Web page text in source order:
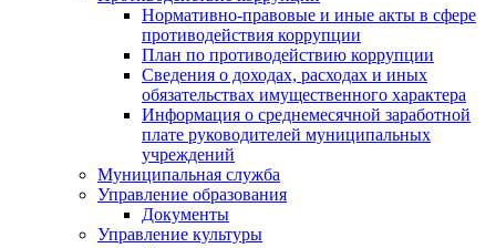
Нормативно-правовые и иные акты в сфере
противодействия коррупции
План по противодействию коррупции
Сведения о доходах, расходах и иных
обязательствах имущественного характера
Информация о среднемесячной заработной
плате руководителей муниципальных
учреждений
Муниципальная служба
Управление образования
Документы
Управление культуры